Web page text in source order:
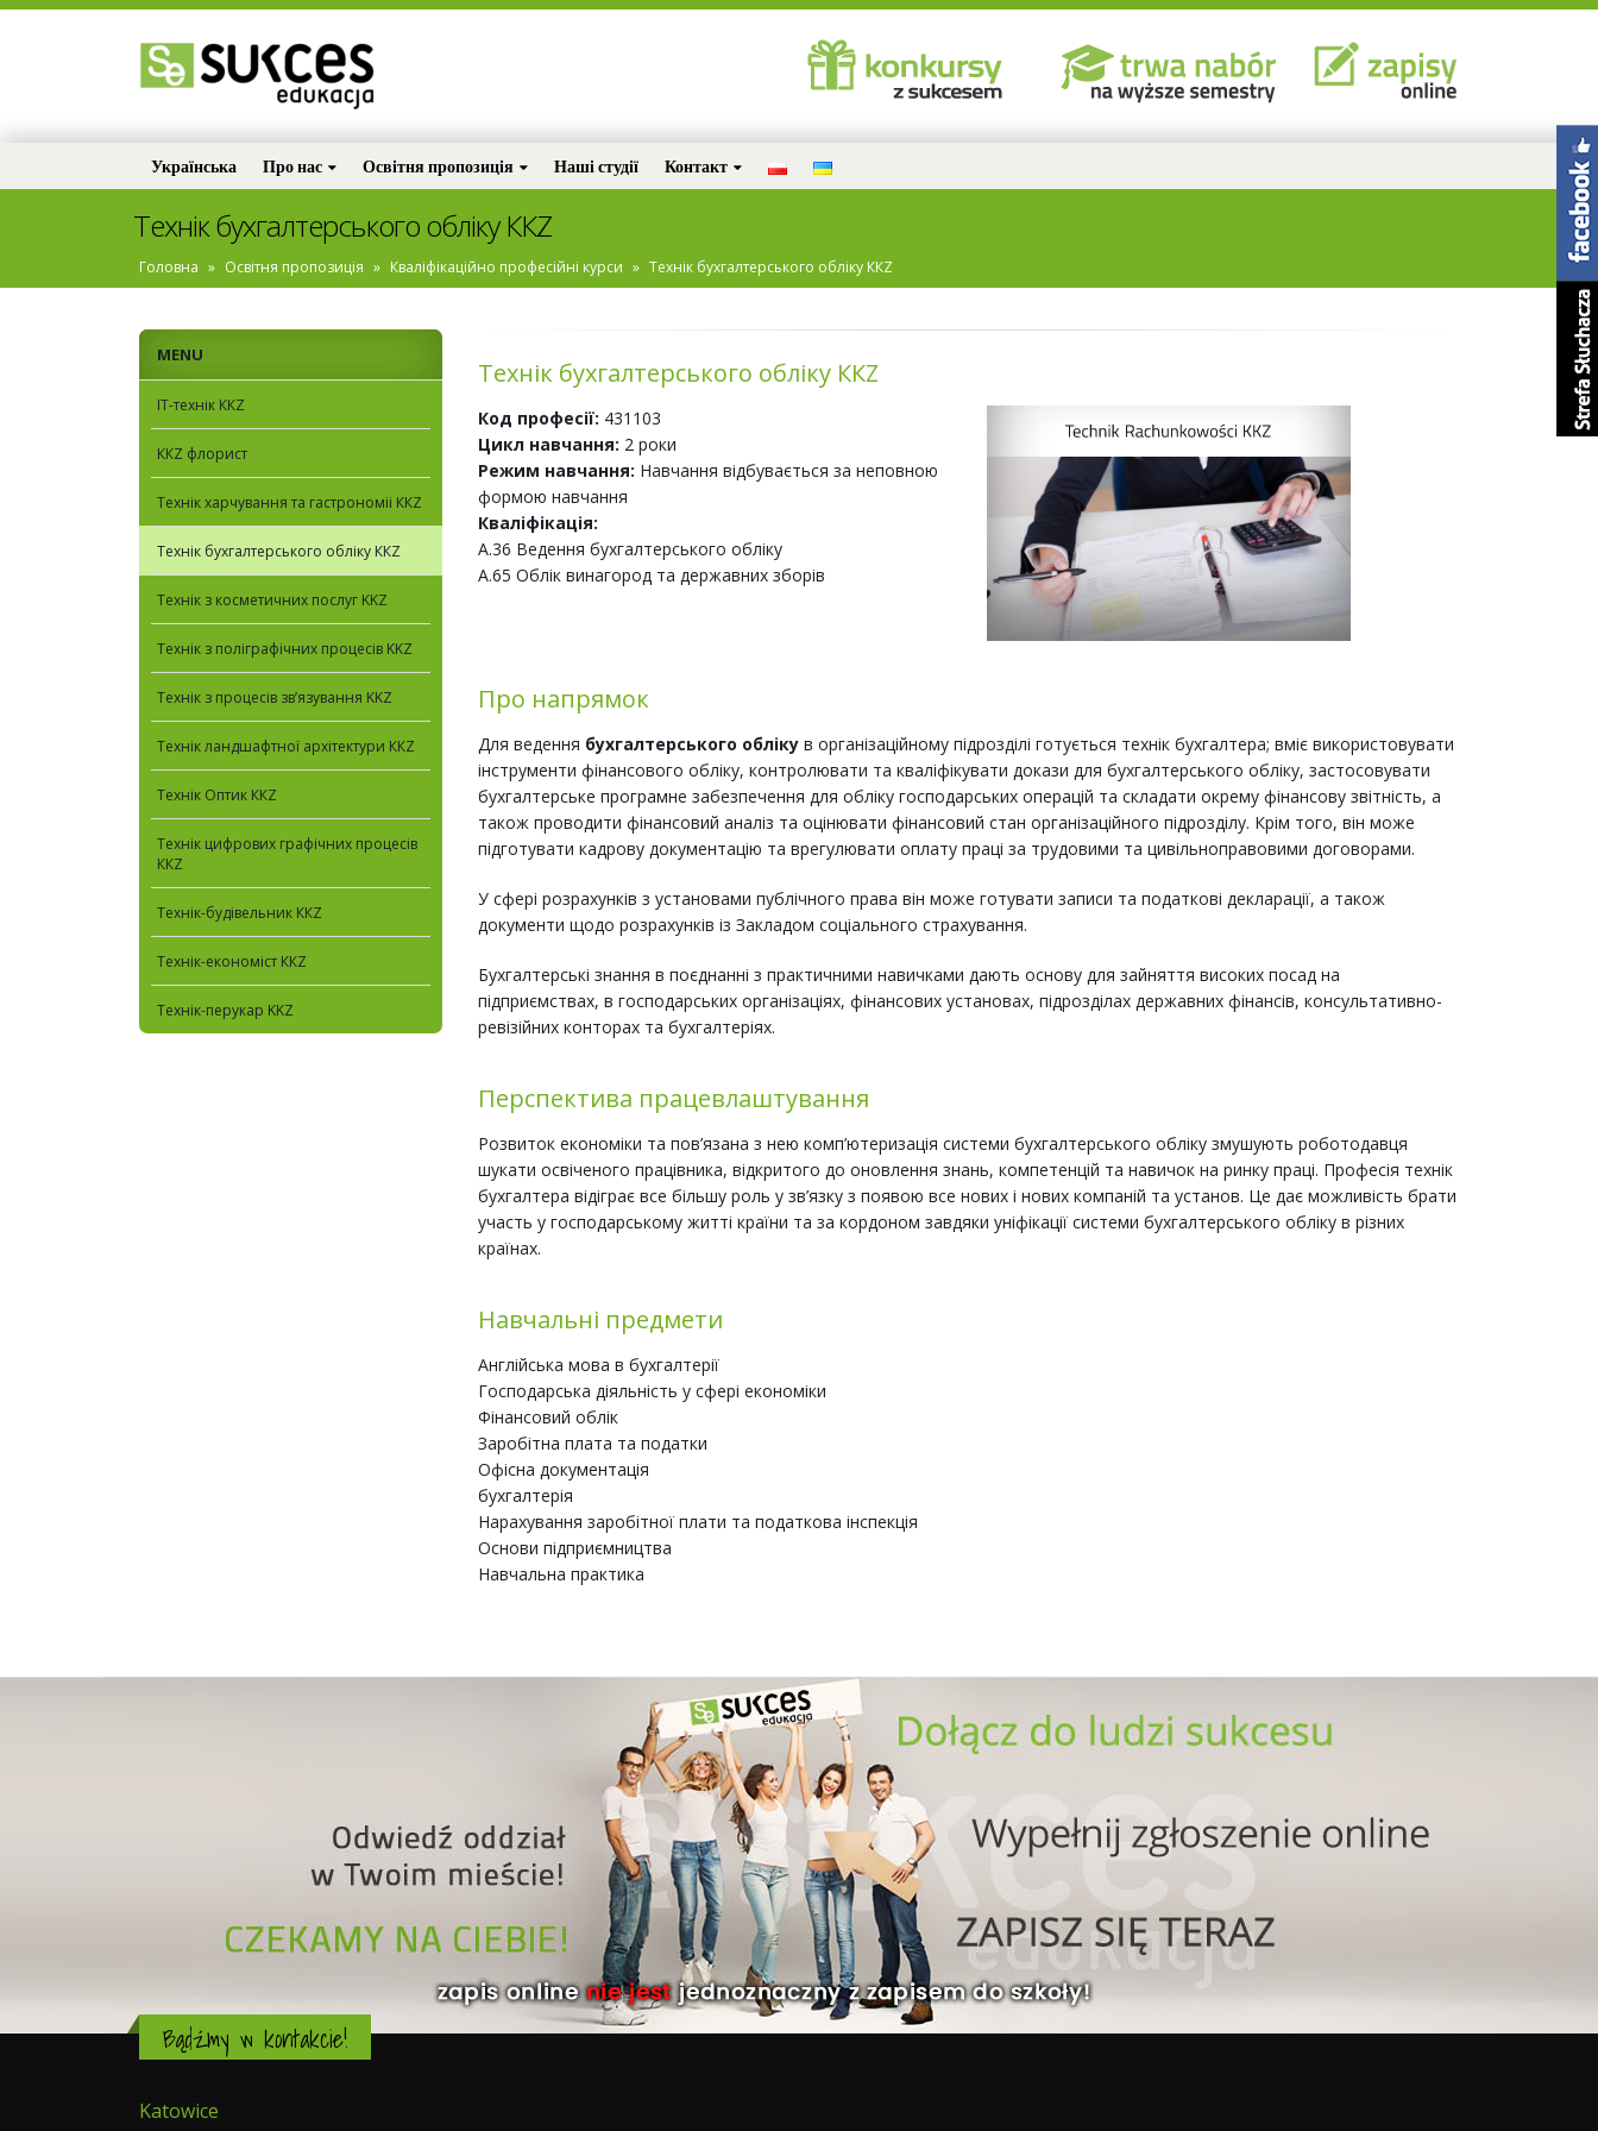
Українська Про нас Освітня пропозиція Наші студії Контакт
Технік бухгалтерського обліку ККZ
Головна » Освітня пропозиція » Кваліфікаційно професійні курси » Технік бухгалтерського обліку ККZ
Технік бухгалтерського обліку ККZ
Код професії: 431103
Цикл навчання: 2 роки
Режим навчання: Навчання відбувається за неповною
формою навчання
Кваліфікація:
A.36 Ведення бухгалтерського обліку
A.65 Облік винагород та державних зборів
Про напрямок
Для ведення бухгалтерського обліку в організаційному підрозділі готується технік бухгалтера; вміє використовувати
інструменти фінансового обліку, контролювати та кваліфікувати докази для бухгалтерського обліку, застосовувати
бухгалтерське програмне забезпечення для обліку господарських операцій та складати окрему фінансову звітність, а
також проводити фінансовий аналіз та оцінювати фінансовий стан організаційного підрозділу. Крім того, він може
підготувати кадрову документацію та врегулювати оплату праці за трудовими та цивільноправовими договорами.
У сфері розрахунків з установами публічного права він може готувати записи та податкові декларації, а також
документи щодо розрахунків із Закладом соціального страхування.
Бухгалтерські знання в поєднанні з практичними навичками дають основу для зайняття високих посад на
підприємствах, в господарських організаціях, фінансових установах, підрозділах державних фінансів, консультативно-
ревізійних конторах та бухгалтеріях.
Перспектива працевлаштування
Розвиток економіки та пов’язана з нею комп’ютеризація системи бухгалтерського обліку змушують роботодавця
шукати освіченого працівника, відкритого до оновлення знань, компетенцій та навичок на ринку праці. Професія технік
бухгалтера відіграє все більшу роль у зв’язку з появою все нових і нових компаній та установ. Це дає можливість брати
участь у господарському житті країни та за кордоном завдяки уніфікації системи бухгалтерського обліку в різних
країнах.
Навчальні предмети
Англійська мова в бухгалтерії
Господарська діяльність у сфері економіки
Фінансовий облік
Заробітна плата та податки
Офісна документація
бухгалтерія
Нарахування заробітної плати та податкова інспекція
Основи підприємництва
Навчальна практика
MENU
ІТ-технік ККZ
ККZ флорист
Технiк харчування та гастрономіi ККZ
Технік бухгалтерського обліку ККZ
Технік з косметичних послуг KKZ
Технік з поліграфічних процесів KKZ
Технік з процесів зв’язування KKZ
Технік ландшафтної архітектури ККZ
Технік Оптик ККZ
Технік цифрових графічних процесів
ККZ
Технік-будівельник ККZ
Технік-економіст ККZ
Технік-перукар KKZ
Bądźmy w kontakcie!
Katowice